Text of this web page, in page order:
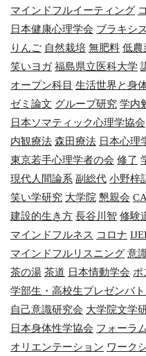
マインドフルイーティング
日本健康心理学会 ブラキシ
りんご 自然栽培 無肥料 低農
笑いヨガ 福島県立医科大学
オープン科目 生活世界と身
ゼミ論文 グループ研究 学内
日本ソマティック心理学協会
内観療法 森田療法 日本心理
東京若手心理学者の会 修了
現代人間論系 副総代 小野梓
笑い学研究 大学院 懇親会
建設的生き方 長谷川智 修験
マインドフルネス コロナ
マインドフルリスニング 意
茶の湯 茶道 日本情動学会 ポ
学部生・高校生プレゼンバ
自己意識研究会 大学院文学
日本身体性学協会 フォーラム
オリエンテーション ワーク